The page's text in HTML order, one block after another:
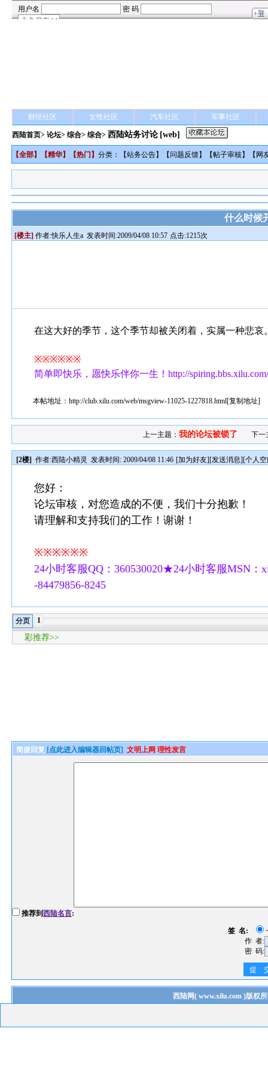
财经社区 女性社区 汽车社区 军事社区
西陆首页>论坛>综合> 综合> 西陆站务讨论 [web]
【全部】【精华】【热门 】分类：【站务公告】【问题反馈】【帖子审核】【 网
什么时候
[楼主] 作者:快乐人生a 发表时间:2009/04/08 10:57 点击:1215次
在这大好的季节，这个季节却被关闭着，实属一种悲哀
※※※※※※
简单即快乐，愿快乐伴你一生！http://
本帖地址：http://club.xilu.com/web/msgview-11025-1227818.html[复制地址]
上一主题： 我的论坛被锁了 下一
[2楼] 作者:西陆小精灵 发表时间: 2009/04/08 11:46 [加为好友][发送消息][个人
您好：
论坛审核，对您造成的不便，我们十分抱歉！
请理解和支持我们的工作！谢谢！
※※※※※※
24小时客服QQ：360530020★24小时客服MSN
-84479856-8245
分页 1
彩推荐>>
简捷回复 [点此进入编辑器回帖页] 文明上网 理性发言
推荐到西陆名言:
签 名:
作 者:
密 码:
提
西陆网( www.xilu.com)版权